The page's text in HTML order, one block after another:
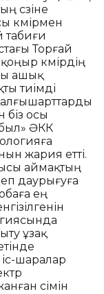
сөзіне
көмірмен
табиғи
Торғай
көмірдің
ашық
тиімді
біз осы
ӘКК
жария етті.
аймақтың
даурығуға
ең
ұзақ
шаралар
өсімін